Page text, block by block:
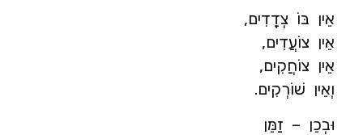
אֵין בּוֹ צְדָדִים,
אֵין צוֹעֲדִים,
אֵין צוֹחֲקִים,
וְאֵין שׁוֹרְקִים.
וּבְכֵן – זַמֵּן